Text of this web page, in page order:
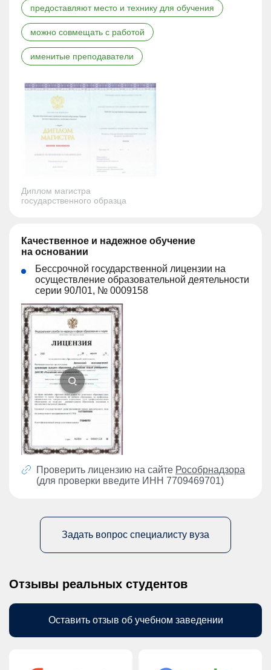
предоставляют место и технику для обучения
можно совмещать с работой
именитые преподаватели
Диплом магистра
государственного образца
Качественное и надежное обучение
на основании
Бессрочной государственной лицензии на
осуществление образовательной деятельности
серии 90Л01, № 0009158
Проверить лицензию на сайте Рособрнадзора
(для проверки введите ИНН 7709469701)
Задать вопрос специалисту вуза
Отзывы реальных студентов
Оставить отзыв об учебном заведении